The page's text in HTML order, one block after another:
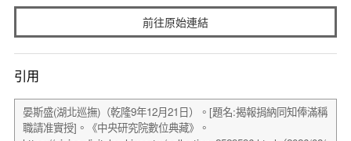
前往原始連結
引用